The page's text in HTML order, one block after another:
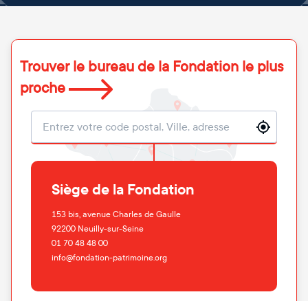
Trouver le bureau de la Fondation le plus
proche
Localisation
Siège de la Fondation
153 bis, avenue Charles de Gaulle
92200 Neuilly-sur-Seine
01 70 48 48 00
info@fondation-patrimoine.org